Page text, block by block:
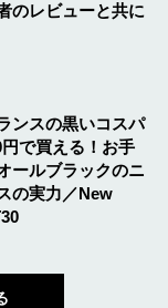
のレビューと共に
ンスの黒いコスパ
で買える！お手
ールブラックのニ
の実力／New